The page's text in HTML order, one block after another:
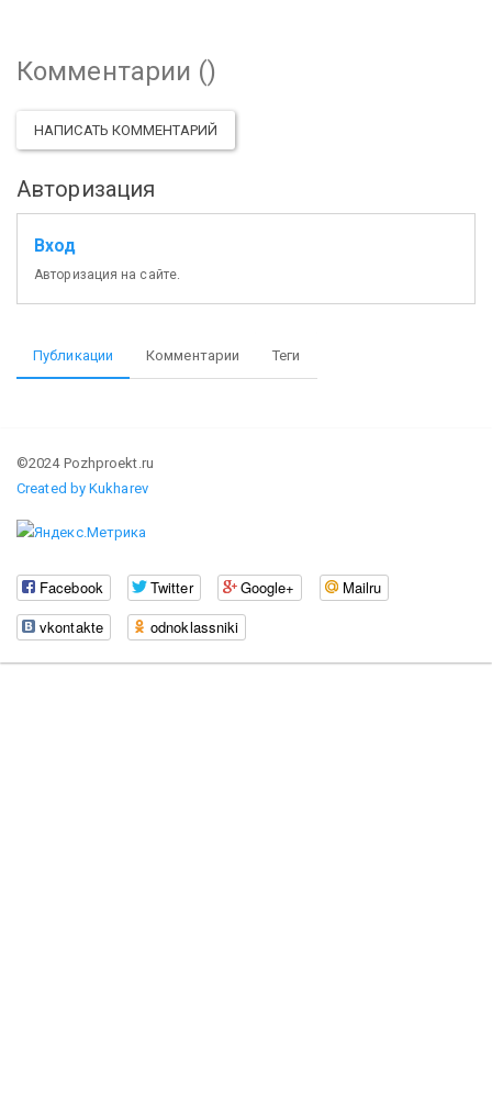
Комментарии ()
НАПИСАТЬ КОММЕНТАРИЙ
Авторизация
Вход
Авторизация на сайте.
Публикации Комментарии Теги
©2024 Pozhproekt.ru
Created by Kukharev
Facebook Twitter Google+
Mailru
vkontakte
odnoklassniki